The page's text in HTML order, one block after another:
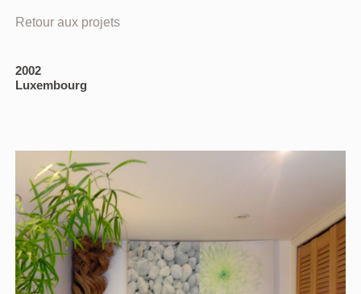
Retour aux projets
2002
Luxembourg